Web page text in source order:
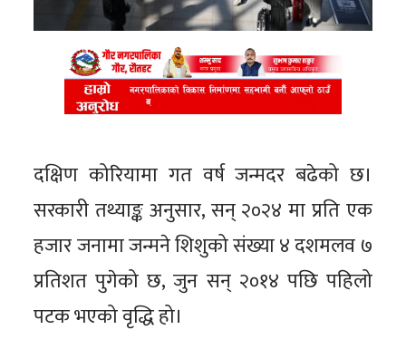
दक्षिण कोरियामा गत वर्ष जन्मदर बढेको छ।
सरकारी तथ्याङ्क अनुसार, सन् २०२४ मा प्रति एक
हजार जनामा जन्मने शिशुको संख्या ४ दशमलव ७
प्रतिशत पुगेको छ, जुन सन् २०१४ पछि पहिलो
पटक भएको वृद्धि हो।